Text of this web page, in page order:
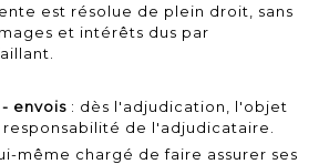
est résolue de plein droit, sans
et intérêts dus par
envois : dès l'adjudication, l'objet
de l'adjudicataire.
même chargé de faire assurer ses